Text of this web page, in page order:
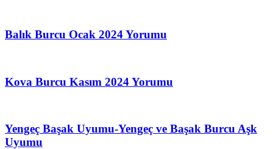
Balık Burcu Ocak 2024 Yorumu
Kova Burcu Kasım 2024 Yorumu
Yengeç Başak Uyumu-Yengeç ve Başak Burcu Aşk
Uyumu